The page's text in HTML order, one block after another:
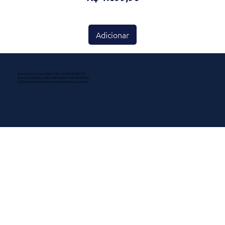
Adicionar
Emporio Nossa Casa LTDA | CNPJ: 55.798.647/0001-00
Rua 20 de setembro, 346, Centro, Ijuí/RS | CEP: 98.700-000
© Direitos Reservadoswww.emporionossacasa.com.br